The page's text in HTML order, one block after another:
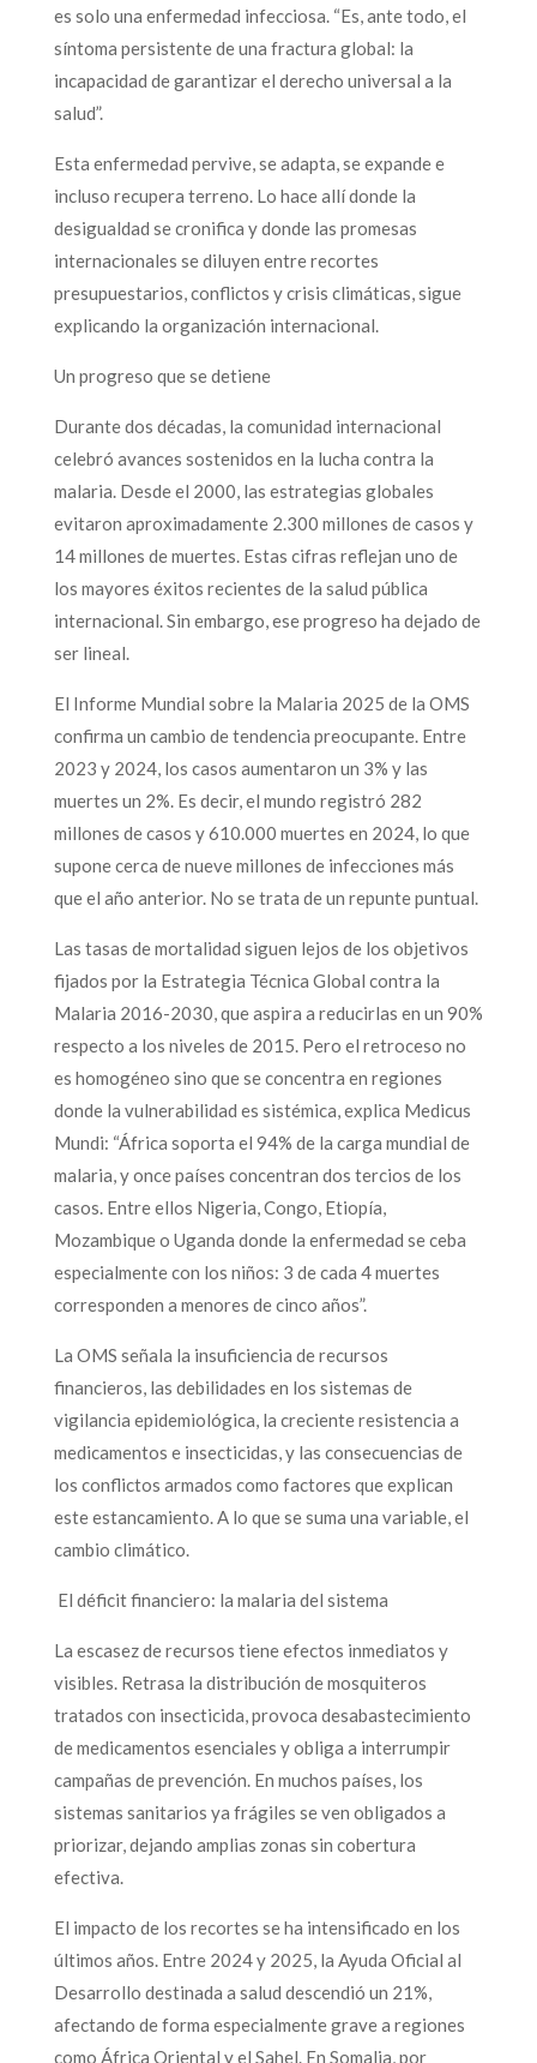
es solo una enfermedad infecciosa. “Es, ante todo, el
síntoma persistente de una fractura global: la
incapacidad de garantizar el derecho universal a la
salud”.
Esta enfermedad pervive, se adapta, se expande e
incluso recupera terreno. Lo hace allí donde la
desigualdad se cronifica y donde las promesas
internacionales se diluyen entre recortes
presupuestarios, conflictos y crisis climáticas, sigue
explicando la organización internacional.
Un progreso que se detiene
Durante dos décadas, la comunidad internacional
celebró avances sostenidos en la lucha contra la
malaria. Desde el 2000, las estrategias globales
evitaron aproximadamente 2.300 millones de casos y
14 millones de muertes. Estas cifras reflejan uno de
los mayores éxitos recientes de la salud pública
internacional. Sin embargo, ese progreso ha dejado de
ser lineal.
El Informe Mundial sobre la Malaria 2025 de la OMS
confirma un cambio de tendencia preocupante. Entre
2023 y 2024, los casos aumentaron un 3% y las
muertes un 2%. Es decir, el mundo registró 282
millones de casos y 610.000 muertes en 2024, lo que
supone cerca de nueve millones de infecciones más
que el año anterior. No se trata de un repunte puntual.
Las tasas de mortalidad siguen lejos de los objetivos
fijados por la Estrategia Técnica Global contra la
Malaria 2016-2030, que aspira a reducirlas en un 90%
respecto a los niveles de 2015. Pero el retroceso no
es homogéneo sino que se concentra en regiones
donde la vulnerabilidad es sistémica, explica Medicus
Mundi: “África soporta el 94% de la carga mundial de
malaria, y once países concentran dos tercios de los
casos. Entre ellos Nigeria, Congo, Etiopía,
Mozambique o Uganda donde la enfermedad se ceba
especialmente con los niños: 3 de cada 4 muertes
corresponden a menores de cinco años”.
La OMS señala la insuficiencia de recursos
financieros, las debilidades en los sistemas de
vigilancia epidemiológica, la creciente resistencia a
medicamentos e insecticidas, y las consecuencias de
los conflictos armados como factores que explican
este estancamiento. A lo que se suma una variable, el
cambio climático.
El déficit financiero: la malaria del sistema
La escasez de recursos tiene efectos inmediatos y
visibles. Retrasa la distribución de mosquiteros
tratados con insecticida, provoca desabastecimiento
de medicamentos esenciales y obliga a interrumpir
campañas de prevención. En muchos países, los
sistemas sanitarios ya frágiles se ven obligados a
priorizar, dejando amplias zonas sin cobertura
efectiva.
El impacto de los recortes se ha intensificado en los
últimos años. Entre 2024 y 2025, la Ayuda Oficial al
Desarrollo destinada a salud descendió un 21%,
afectando de forma especialmente grave a regiones
como África Oriental y el Sahel. En Somalia, por